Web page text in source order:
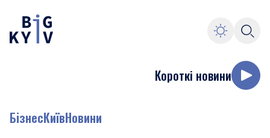
Короткі новини
БізнесКиївНовини